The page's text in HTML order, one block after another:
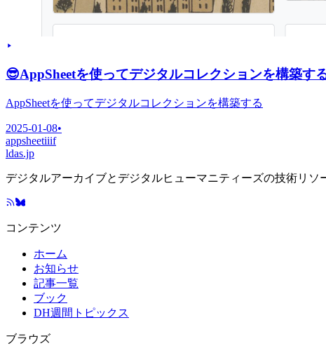
😎AppSheetを使ってデジタルコレクションを構築す
AppSheetを使ってデジタルコレクションを構築する
2025-01-08•
appsheetiiif
ldas.jp
デジタルアーカイブとデジタルヒューマニティーズの技術リ
コンテンツ
ホーム
お知らせ
記事一覧
ブック
DH週間トピックス
ブラウズ